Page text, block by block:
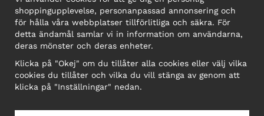
FÖRETAG
Motley Denim Europe OÜ
Narva mnt 5, EE-10117 Tallinn
Org: 12356245, Momsnummer: SE502090048501
OBS! Skicka inte varureturer till denna adress!
shoppingupplevelse, personanpassad annonsering och
för hålla våra webbplatser tillförlitliga och säkra. För
detta ändamål samlar vi in information om användarna,
deras mönster och deras enheter.
Klicka på "Okej" om du tillåter alla cookies eller välj vilka
cookies du tillåter och vilka du vill stänga av genom att
klicka på "Inställningar" nedan.